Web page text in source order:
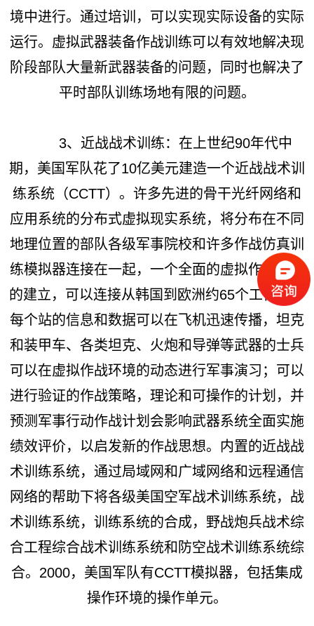
境中进行。通过培训，可以实现实际设备的实际
运行。虚拟武器装备作战训练可以有效地解决现
阶段部队大量新武器装备的问题，同时也解决了
平时部队训练场地有限的问题。
3、近战战术训练：在上世纪90年代中
期，美国军队花了10亿美元建造一个近战战术训
练系统（CCTT）。许多先进的骨干光纤网络和
应用系统的分布式虚拟现实系统，将分布在不同
地理位置的部队各级军事院校和许多作战仿真训
练模拟器连接在一起，一个全面的虚拟作战环境
的建立，可以连接从韩国到欧洲约65个工作站。
每个站的信息和数据可以在飞机迅速传播，坦克
和装甲车、各类坦克、火炮和导弹等武器的士兵
可以在虚拟作战环境的动态进行军事演习；可以
进行验证的作战策略，理论和可操作的计划，并
预测军事行动作战计划会影响武器系统全面实施
绩效评价，以启发新的作战思想。内置的近战战
术训练系统，通过局域网和广域网络和远程通信
网络的帮助下将各级美国空军战术训练系统，战
术训练系统，训练系统的合成，野战炮兵战术综
合工程综合战术训练系统和防空战术训练系统综
合。2000，美国军队有CCTT模拟器，包括集成
操作环境的操作单元。